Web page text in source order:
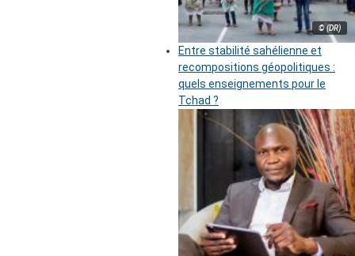
© (DR)
Entre stabilité sahélienne et
recompositions géopolitiques :
quels enseignements pour le
Tchad ?